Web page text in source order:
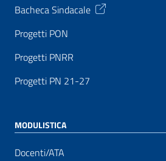
Bacheca Sindacale
Progetti PON
Progetti PNRR
Progetti PN 21-27
MODULISTICA
Docenti/ATA